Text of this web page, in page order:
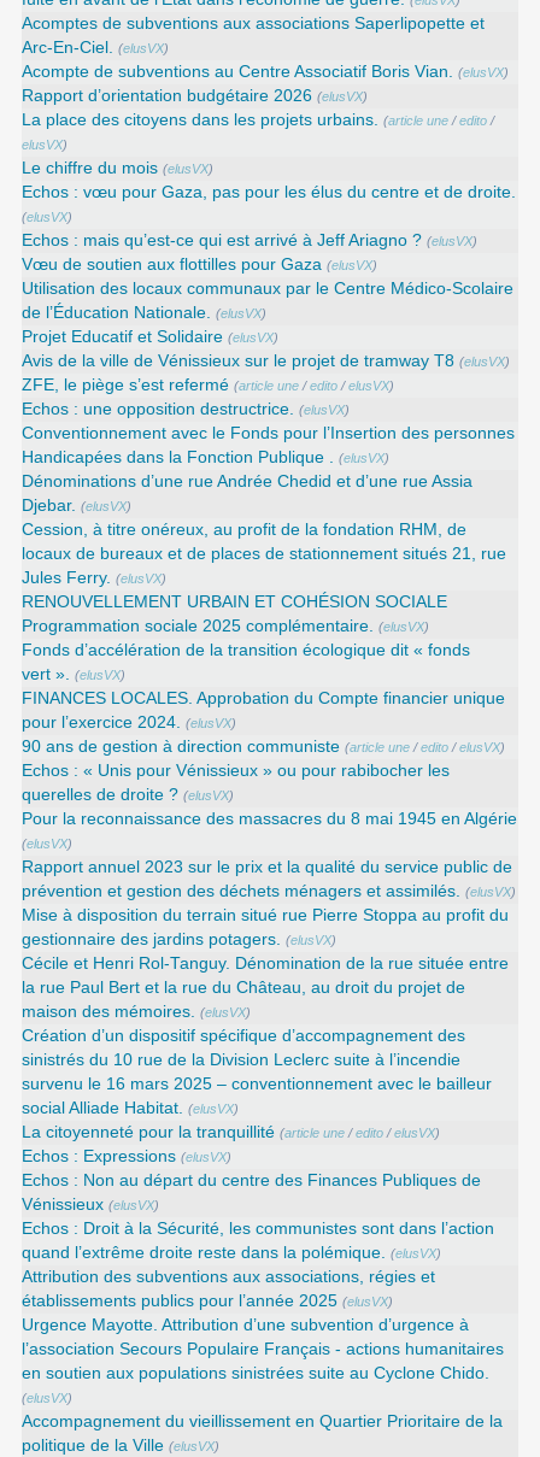
Acomptes de subventions aux associations Saperlipopette et
Arc-En-Ciel. (elusVX)
Acompte de subventions au Centre Associatif Boris Vian. (elusVX)
Rapport d’orientation budgétaire 2026 (elusVX)
La place des citoyens dans les projets urbains. (article une/edito/
elusVX)
Le chiffre du mois (elusVX)
Echos : vœu pour Gaza, pas pour les élus du centre et de droite.
(elusVX)
Echos : mais qu’est-ce qui est arrivé à Jeff Ariagno ? (elusVX)
Vœu de soutien aux flottilles pour Gaza (elusVX)
Utilisation des locaux communaux par le Centre Médico-Scolaire
de l’Éducation Nationale. (elusVX)
Projet Educatif et Solidaire (elusVX)
Avis de la ville de Vénissieux sur le projet de tramway T8 (elusVX)
ZFE, le piège s’est refermé (article une/edito/elusVX)
Echos : une opposition destructrice. (elusVX)
Conventionnement avec le Fonds pour l’Insertion des personnes
Handicapées dans la Fonction Publique . (elusVX)
Dénominations d’une rue Andrée Chedid et d’une rue Assia
Djebar. (elusVX)
Cession, à titre onéreux, au profit de la fondation RHM, de
locaux de bureaux et de places de stationnement situés 21, rue
Jules Ferry. (elusVX)
RENOUVELLEMENT URBAIN ET COHÉSION SOCIALE
Programmation sociale 2025 complémentaire. (elusVX)
Fonds d’accélération de la transition écologique dit « fonds
vert ». (elusVX)
FINANCES LOCALES. Approbation du Compte financier unique
pour l’exercice 2024. (elusVX)
90 ans de gestion à direction communiste (article une/edito/elusVX)
Echos : « Unis pour Vénissieux » ou pour rabibocher les
querelles de droite ? (elusVX)
Pour la reconnaissance des massacres du 8 mai 1945 en Algérie
(elusVX)
Rapport annuel 2023 sur le prix et la qualité du service public de
prévention et gestion des déchets ménagers et assimilés. (elusVX)
Mise à disposition du terrain situé rue Pierre Stoppa au profit du
gestionnaire des jardins potagers. (elusVX)
Cécile et Henri Rol-Tanguy. Dénomination de la rue située entre
la rue Paul Bert et la rue du Château, au droit du projet de
maison des mémoires. (elusVX)
Création d’un dispositif spécifique d’accompagnement des
sinistrés du 10 rue de la Division Leclerc suite à l’incendie
survenu le 16 mars 2025 – conventionnement avec le bailleur
social Alliade Habitat. (elusVX)
La citoyenneté pour la tranquillité (article une/edito/elusVX)
Echos : Expressions (elusVX)
Echos : Non au départ du centre des Finances Publiques de
Vénissieux (elusVX)
Echos : Droit à la Sécurité, les communistes sont dans l’action
quand l’extrême droite reste dans la polémique. (elusVX)
Attribution des subventions aux associations, régies et
établissements publics pour l’année 2025 (elusVX)
Urgence Mayotte. Attribution d’une subvention d’urgence à
l’association Secours Populaire Français - actions humanitaires
en soutien aux populations sinistrées suite au Cyclone Chido.
(elusVX)
Accompagnement du vieillissement en Quartier Prioritaire de la
politique de la Ville (elusVX)